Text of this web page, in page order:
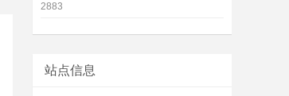
2883
站点信息